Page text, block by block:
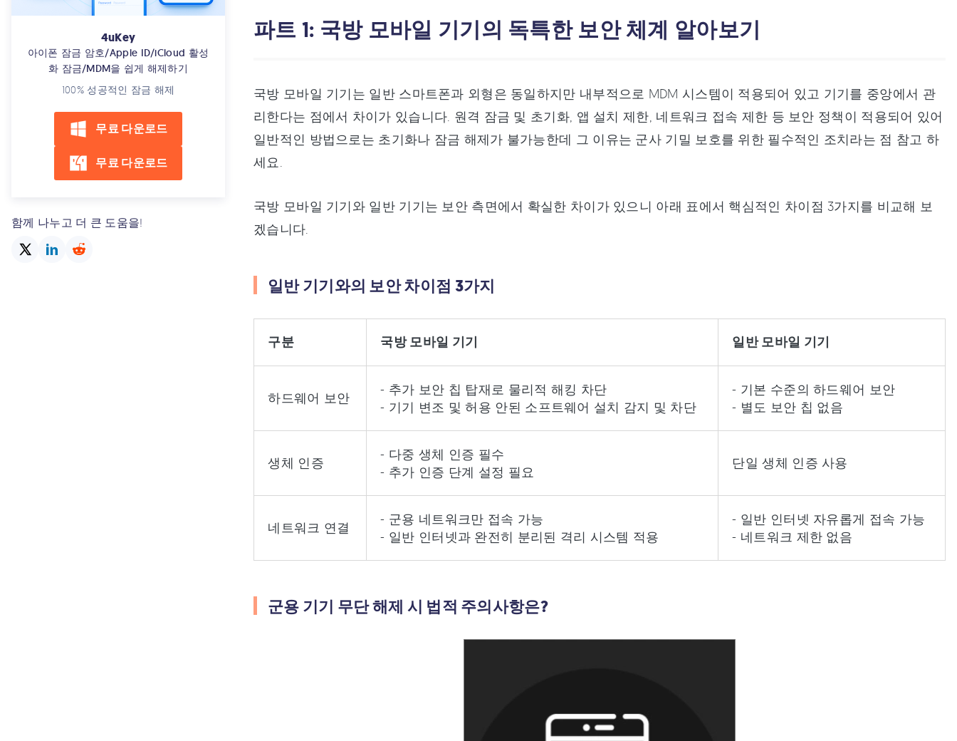
4uKey
아이폰 잠금 암호/Apple ID/iCloud 활성
화 잠금/MDM을 쉽게 해제하기
100% 성공적인 잠금 해제
무료 다운로드
무료 다운로드
함께 나누고 더 큰 도움을!
파트 1: 국방 모바일 기기의 독특한 보안 체계 알아보기
국방 모바일 기기는 일반 스마트폰과 외형은 동일하지만 내부적으로 MDM 시스템이 적용되어 있고 기기를 중앙에서 관
리한다는 점에서 차이가 있습니다. 원격 잠금 및 초기화, 앱 설치 제한, 네트워크 접속 제한 등 보안 정책이 적용되어 있어
일반적인 방법으로는 초기화나 잠금 해제가 불가능한데 그 이유는 군사 기밀 보호를 위한 필수적인 조치라는 점 참고 하
세요.
국방 모바일 기기와 일반 기기는 보안 측면에서 확실한 차이가 있으니 아래 표에서 핵심적인 차이점 3가지를 비교해 보
겠습니다.
일반 기기와의 보안 차이점 3가지
구분 국방 모바일 기기 일반 모바일 기기
하드웨어 보안
- 추가 보안 칩 탑재로 물리적 해킹 차단
- 기기 변조 및 허용 안된 소프트웨어 설치 감지 및 차단
- 기본 수준의 하드웨어 보안
- 별도 보안 칩 없음
생체 인증
- 다중 생체 인증 필수
- 추가 인증 단계 설정 필요
단일 생체 인증 사용
네트워크 연결
- 군용 네트워크만 접속 가능
- 일반 인터넷과 완전히 분리된 격리 시스템 적용
- 일반 인터넷 자유롭게 접속 가능
- 네트워크 제한 없음
군용 기기 무단 해제 시 법적 주의사항은?